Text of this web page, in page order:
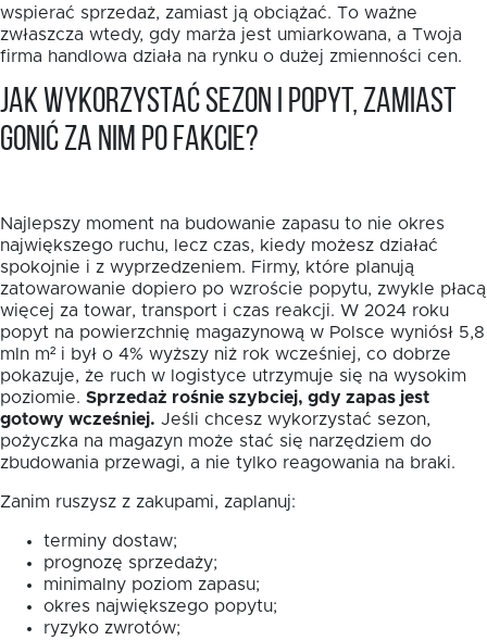
wspierać sprzedaż, zamiast ją obciążać. To ważne
zwłaszcza wtedy, gdy marża jest umiarkowana, a Twoja
firma handlowa działa na rynku o dużej zmienności cen.
Jak wykorzystać sezon i popyt, zamiast
gonić za nim po fakcie?
Najlepszy moment na budowanie zapasu to nie okres
największego ruchu, lecz czas, kiedy możesz działać
spokojnie i z wyprzedzeniem. Firmy, które planują
zatowarowanie dopiero po wzroście popytu, zwykle płacą
więcej za towar, transport i czas reakcji. W 2024 roku
popyt na powierzchnię magazynową w Polsce wyniósł 5,8
mln m² i był o 4% wyższy niż rok wcześniej, co dobrze
pokazuje, że ruch w logistyce utrzymuje się na wysokim
poziomie. Sprzedaż rośnie szybciej, gdy zapas jest
gotowy wcześniej. Jeśli chcesz wykorzystać sezon,
pożyczka na magazyn może stać się narzędziem do
zbudowania przewagi, a nie tylko reagowania na braki.
Zanim ruszysz z zakupami, zaplanuj:
terminy dostaw;
prognozę sprzedaży;
minimalny poziom zapasu;
okres największego popytu;
ryzyko zwrotów;